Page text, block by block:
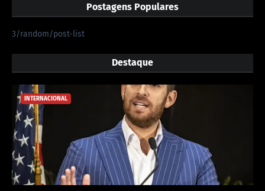
Postagens Populares
3/random/post-list
Destaque
INTERNACIONAL